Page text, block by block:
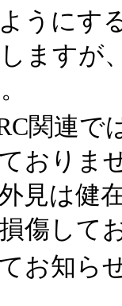
うにす
ますが
関連
おりま
見は健
傷して
お知ら